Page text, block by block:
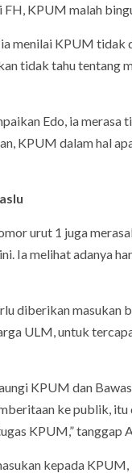
KPUM malah
menilai KPUM
tidak tahu tentang
Edo, ia
KPUM dalam hal
urut 1 juga
Ia melihat adanya
diberikan masukan
ULM, untuk
KPUM dan
ke publik,
KPUM,” tanggap
kepada